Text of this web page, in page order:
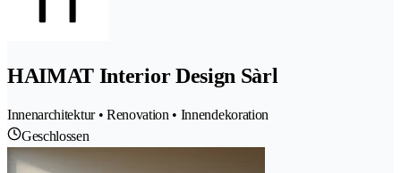
HAIMAT Interior Design Sàrl
Innenarchitektur • Renovation • Innendekoration
Geschlossen